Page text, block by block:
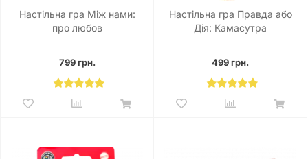
Настільна гра Між нами:
про любов
799 грн.
Настільна гра Правда або
Дія: Камасутра
499 грн.